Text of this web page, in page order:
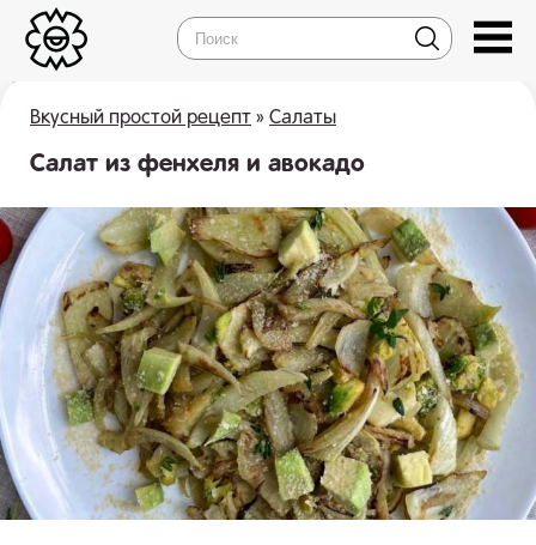
Вкусный простой рецепт » Салаты
Салат из фенхеля и авокадо